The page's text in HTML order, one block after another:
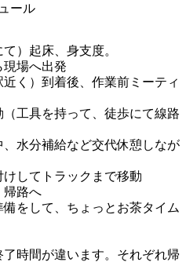
ール
）起床、身支度。
場へ出発
く）到着後、作業前ミーティ
工具を持って、徒歩にて線路
水分補給など交代休憩しなが
してトラックまで移動
帰路へ
をして、ちょっとお茶タイム
時間が違います。それぞれ帰